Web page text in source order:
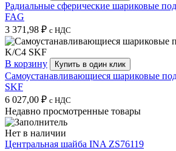
Радиальные сферические шариковые
FAG
3 371,98 ₽ с НДС
В корзину Купить в один клик
Самоустанавливающиеся шариковые
SKF
6 027,00 ₽ с НДС
Недавно просмотренные товары
Нет в наличии
Центральная шайба INA ZS76119